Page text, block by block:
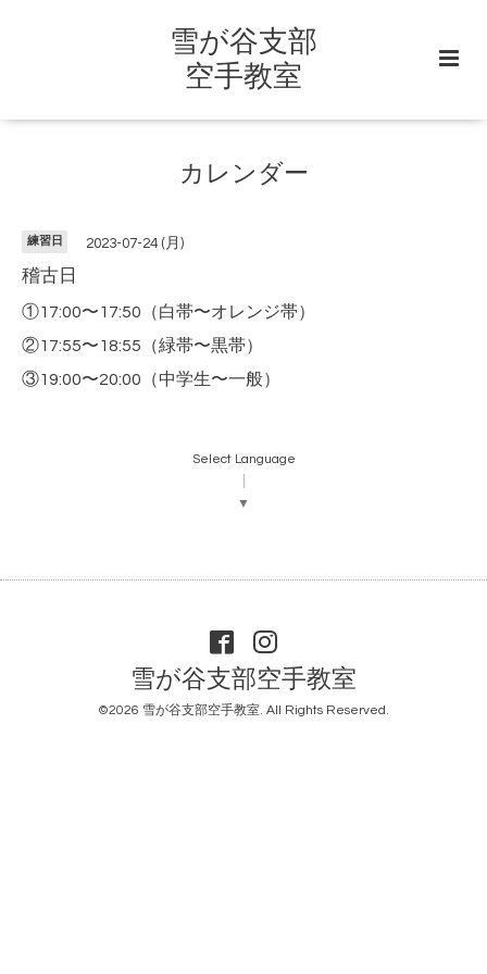
雪が谷支部
空手教室
カレンダー
練習日 2023-07-24 (月)
稽古日
①17:00〜17:50（白帯〜オレンジ帯）
②17:55〜18:55（緑帯〜黒帯）
③19:00〜20:00（中学生〜一般）
Select Language
▼
雪が谷支部空手教室
©2026 雪が谷支部空手教室. All Rights Reserved.